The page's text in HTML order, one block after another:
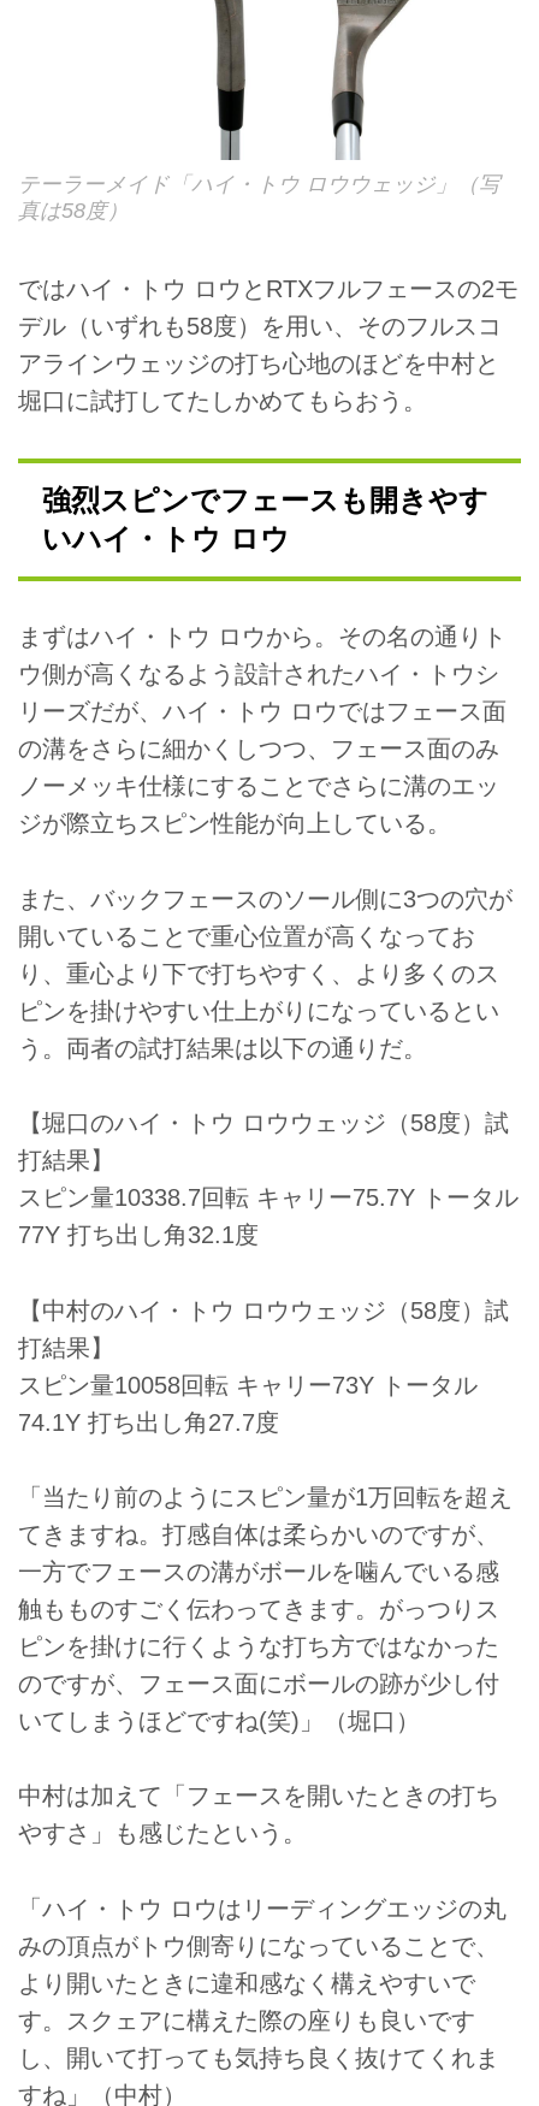
テーラーメイド「ハイ・トウ ロウウェッジ」（写
真は58度）
ではハイ・トウ ロウとRTXフルフェースの2モ
デル（いずれも58度）を用い、そのフルスコ
アラインウェッジの打ち心地のほどを中村と
堀口に試打してたしかめてもらおう。
強烈スピンでフェースも開きやす
いハイ・トウ ロウ
まずはハイ・トウ ロウから。その名の通りト
ウ側が高くなるよう設計されたハイ・トウシ
リーズだが、ハイ・トウ ロウではフェース面
の溝をさらに細かくしつつ、フェース面のみ
ノーメッキ仕様にすることでさらに溝のエッ
ジが際立ちスピン性能が向上している。
また、バックフェースのソール側に3つの穴が
開いていることで重心位置が高くなってお
り、重心より下で打ちやすく、より多くのス
ピンを掛けやすい仕上がりになっているとい
う。両者の試打結果は以下の通りだ。
【堀口のハイ・トウ ロウウェッジ（58度）試
打結果】
スピン量10338.7回転 キャリー75.7Y トータル
77Y 打ち出し角32.1度
【中村のハイ・トウ ロウウェッジ（58度）試
打結果】
スピン量10058回転 キャリー73Y トータル
74.1Y 打ち出し角27.7度
「当たり前のようにスピン量が1万回転を超え
てきますね。打感自体は柔らかいのですが、
一方でフェースの溝がボールを噛んでいる感
触もものすごく伝わってきます。がっつりス
ピンを掛けに行くような打ち方ではなかった
のですが、フェース面にボールの跡が少し付
いてしまうほどですね(笑)」（堀口）
中村は加えて「フェースを開いたときの打ち
やすさ」も感じたという。
「ハイ・トウ ロウはリーディングエッジの丸
みの頂点がトウ側寄りになっていることで、
より開いたときに違和感なく構えやすいで
す。スクェアに構えた際の座りも良いです
し、開いて打っても気持ち良く抜けてくれま
すね」（中村）